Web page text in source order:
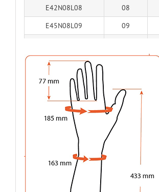
E42N08L08
08
E45N08L09
09
E45N08L11
E45N08L12
E45N08L13
13
E45N08L14
E45N08L15
E45N08L16
E45N08L17
E45N08L18